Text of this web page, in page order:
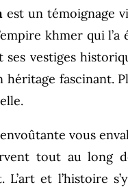
est un témoignage
khmer qui l’a
vestiges
fascinant.
vous
tout au long
et l’histoire